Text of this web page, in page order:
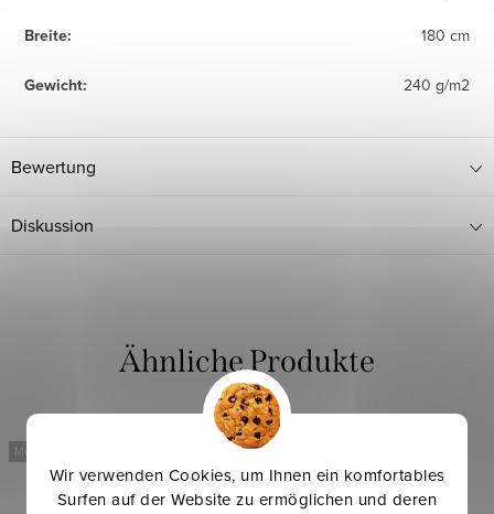
Wir verwenden Cookies, um Ihnen ein komfortables
Surfen auf der Website zu ermöglichen und deren
Breite: 180 cm
Gewicht: 240 g/m2
Bewertung
Diskussion
Mehr für weniger Mehr für weniger